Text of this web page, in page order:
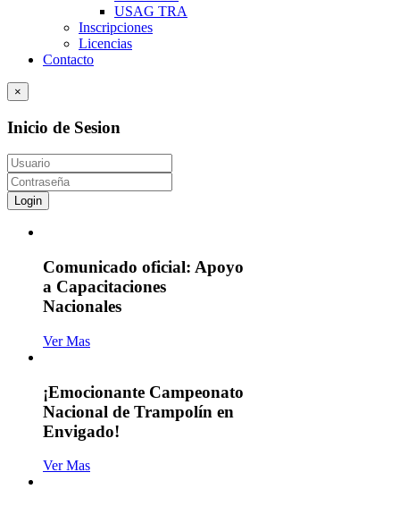
USAG TRA
Inscripciones
Licencias
Contacto
×
Inicio de Sesion
Login
Comunicado oficial: Apoyo
a Capacitaciones
Nacionales
Ver Mas
¡Emocionante Campeonato
Nacional de Trampolín en
Envigado!
Ver Mas